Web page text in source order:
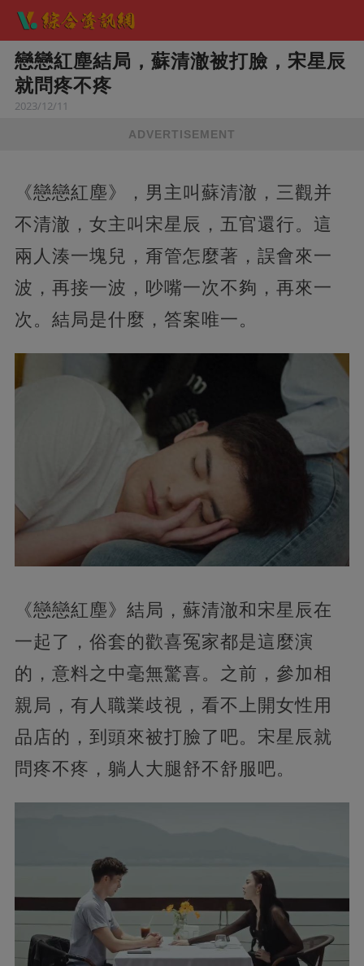
戀戀紅塵結局，蘇清澈被打臉，宋星辰
就問疼不疼
2023/12/11
ADVERTISEMENT
《戀戀紅塵》，男主叫蘇清澈，三觀并
不清澈，女主叫宋星辰，五官還行。這
兩人湊一塊兒，甭管怎麼著，誤會來一
波，再接一波，吵嘴一次不夠，再來一
次。結局是什麼，答案唯一。
《戀戀紅塵》結局，蘇清澈和宋星辰在
一起了，俗套的歡喜冤家都是這麼演
的，意料之中毫無驚喜。之前，參加相
親局，有人職業歧視，看不上開女性用
品店的，到頭來被打臉了吧。宋星辰就
問疼不疼，躺人大腿舒不舒服吧。